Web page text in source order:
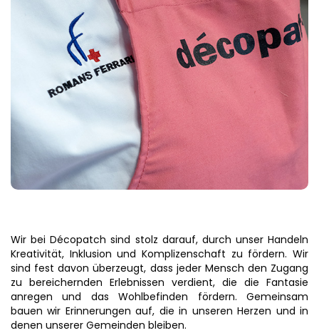
Wir bei Décopatch sind stolz darauf, durch unser Handeln
Kreativität, Inklusion und Komplizenschaft zu fördern. Wir
sind fest davon überzeugt, dass jeder Mensch den Zugang
zu bereichernden Erlebnissen verdient, die die Fantasie
anregen und das Wohlbefinden fördern. Gemeinsam
bauen wir Erinnerungen auf, die in unseren Herzen und in
denen unserer Gemeinden bleiben.